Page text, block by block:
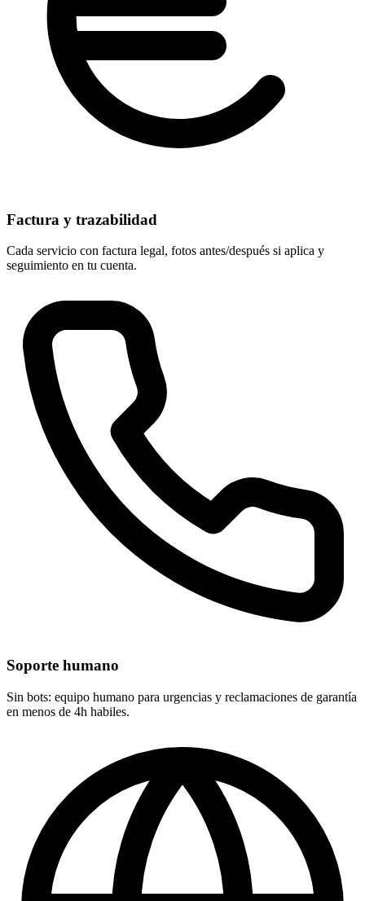
Factura y trazabilidad
Cada servicio con factura legal, fotos antes/después si aplica y
seguimiento en tu cuenta.
Soporte humano
Sin bots: equipo humano para urgencias y reclamaciones de garantía
en menos de 4h habiles.